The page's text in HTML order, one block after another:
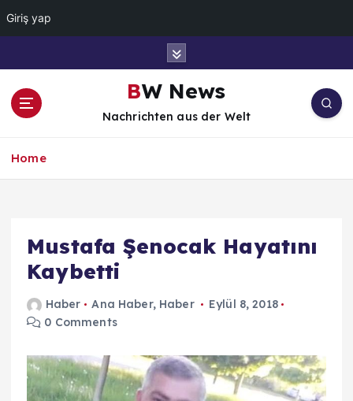
Giriş yap
BW News
Nachrichten aus der Welt
Home
Mustafa Şenocak Hayatını
Kaybetti
Haber Ana Haber, Haber
Eylül 8, 2018
0 Comments